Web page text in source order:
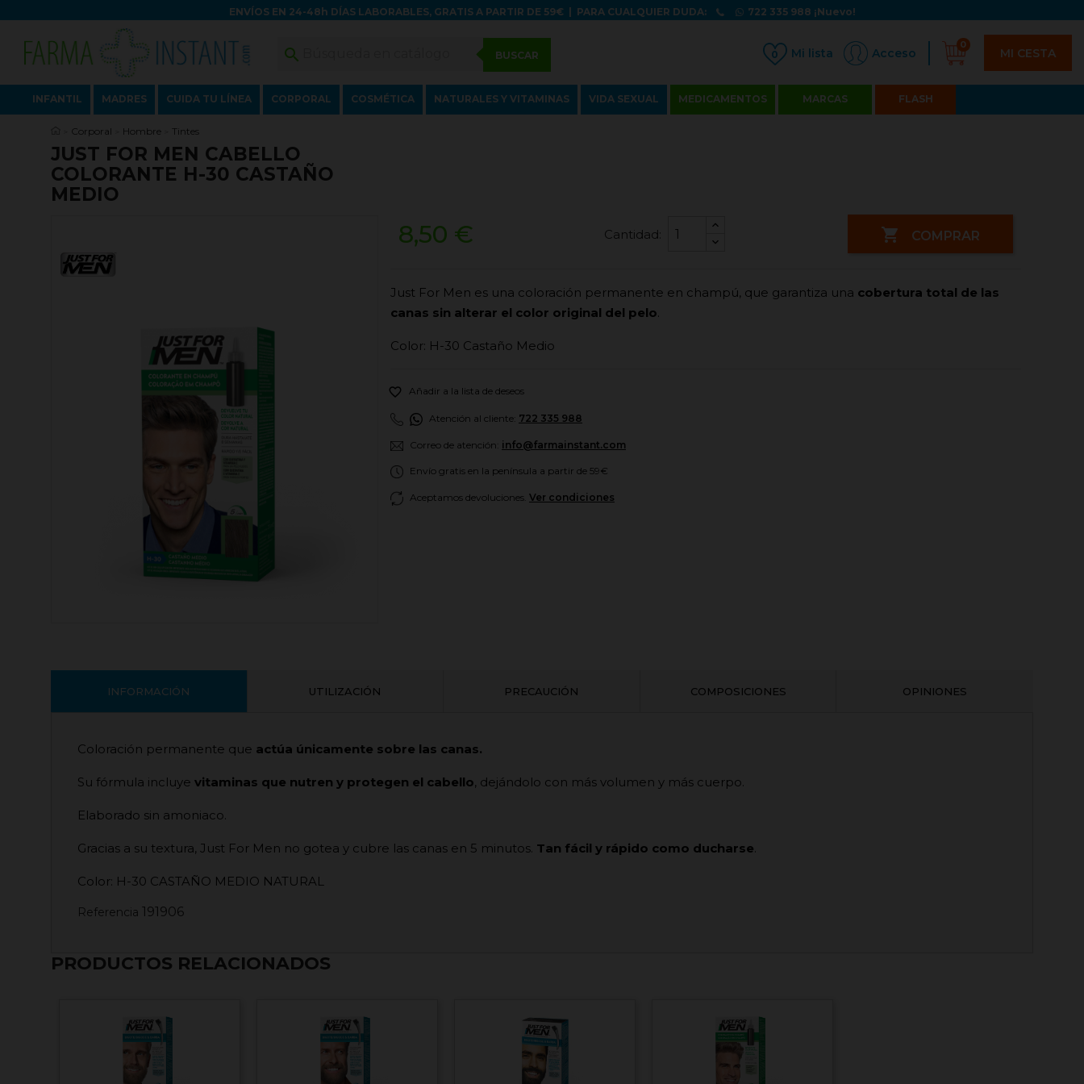
ENVÍOS EN 24-48h DÍAS LABORABLES, GRATIS A PARTIR DE 59€| PARA CUALQUIER DUDA: 722 335 988 ¡Nuevo!
 BUSCAR 0 Acceso
0
MI CESTA
INFANTIL MADRES CUIDA TU LÍNEA CORPORAL COSMÉTICA NATURALES Y VITAMINAS VIDA SEXUAL MEDICAMENTOS MARCAS FLASH
Corporal Hombre Tintes
JUST FOR MEN CABELLO
COLORANTE H-30 CASTAÑO
MEDIO
8,50 € Cantidad:  COMPRAR
Just For Men es una coloración permanente en champú, que garantiza una cobertura total de las
canas sin alterar el color original del pelo.
Color: H-30 Castaño Medio
 Añadir a la lista de deseos
Atención al cliente: 722 335 988
Correo de atención: info@farmainstant.com
Envío gratis en la península a partir de 59€
Aceptamos devoluciones. Ver condiciones
INFORMACIÓN UTILIZACIÓN PRECAUCIÓN COMPOSICIONES OPINIONES
Coloración permanente que actúa únicamente sobre las canas.
Su fórmula incluye vitaminas que nutren y protegen el cabello, dejándolo con más volumen y más cuerpo.
Elaborado sin amoniaco.
Gracias a su textura, Just For Men no gotea y cubre las canas en 5 minutos. Tan fácil y rápido como ducharse.
Color: H-30 CASTAÑO MEDIO NATURAL
Referencia 191906
PRODUCTOS RELACIONADOS